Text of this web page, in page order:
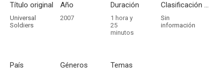
Título original
Universal
Soldiers
Año
2007
Duración
1 hora y
25
minutos
Clasificación por edades
Sin
información
País Géneros Temas